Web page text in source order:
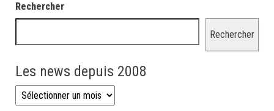
Rechercher
Rechercher
Les news depuis 2008
Les news depuis 2008